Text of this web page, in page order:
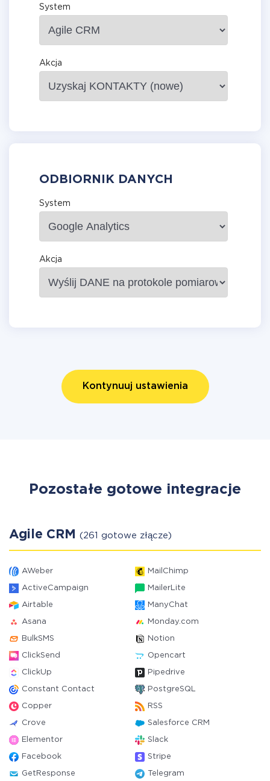
System
Akcja
ODBIORNIK DANYCH
System
Akcja
Kontynuuj ustawienia
Pozostałe gotowe integracje
Agile CRM (261 gotowe złącze)
AWeber MailChimp
ActiveCampaign MailerLite
Airtable ManyChat
Asana Monday.com
BulkSMS Notion
ClickSend Opencart
ClickUp Pipedrive
Constant Contact PostgreSQL
Copper RSS
Crove Salesforce CRM
Elementor Slack
Facebook Stripe
GetResponse Telegram